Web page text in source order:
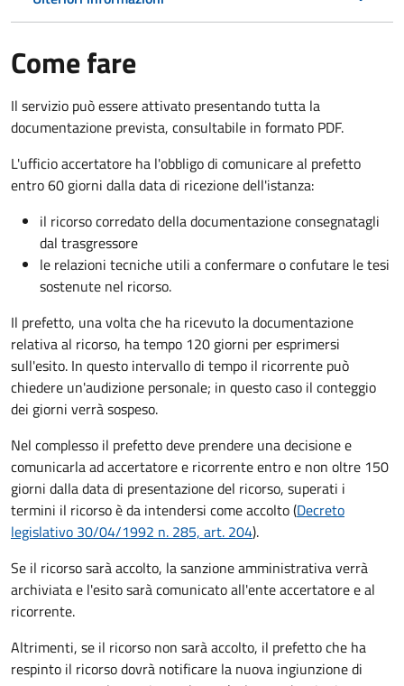
Come fare
Il servizio può essere attivato presentando tutta la
documentazione prevista, consultabile in formato PDF.
L'ufficio accertatore ha l'obbligo di comunicare al prefetto
entro 60 giorni dalla data di ricezione dell'istanza:
il ricorso corredato della documentazione consegnatagli
dal trasgressore
le relazioni tecniche utili a confermare o confutare le tesi
sostenute nel ricorso.
Il prefetto, una volta che ha ricevuto la documentazione
relativa al ricorso, ha tempo 120 giorni per esprimersi
sull'esito. In questo intervallo di tempo il ricorrente può
chiedere un'audizione personale; in questo caso il conteggio
dei giorni verrà sospeso.
Nel complesso il prefetto deve prendere una decisione e
comunicarla ad accertatore e ricorrente entro e non oltre 150
giorni dalla data di presentazione del ricorso, superati i
termini il ricorso è da intendersi come accolto (Decreto
legislativo 30/04/1992 n. 285, art. 204).
Se il ricorso sarà accolto, la sanzione amministrativa verrà
archiviata e l'esito sarà comunicato all'ente accertatore e al
ricorrente.
Altrimenti, se il ricorso non sarà accolto, il prefetto che ha
respinto il ricorso dovrà notificare la nuova ingiunzione di